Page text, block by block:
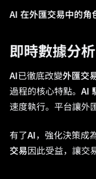
AI 在外匯交易中的角
即時數據分析
AI已徹底改變外匯交
過程的核心特點。 AI
速度執行。平台讓外
有了AI，強化決策成
交易因此受益，讓交